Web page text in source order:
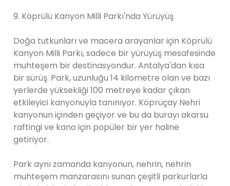
9. Köprülü Kanyon Milli Parkı'nda Yürüyüş
Doğa tutkunları ve macera arayanlar için Köprülü
Kanyon Milli Parkı, sadece bir yürüyüş mesafesinde
muhteşem bir destinasyondur. Antalya'dan kısa
bir sürüş. Park, uzunluğu 14 kilometre olan ve bazı
yerlerde yüksekliği 100 metreye kadar çıkan
etkileyici kanyonuyla tanınıyor. Köprüçay Nehri
kanyonun içinden geçiyor ve bu da burayı akarsu
raftingi ve kano için popüler bir yer haline
getiriyor.
Park aynı zamanda kanyonun, nehrin, nehrin
muhteşem manzarasını sunan çeşitli parkurlarla